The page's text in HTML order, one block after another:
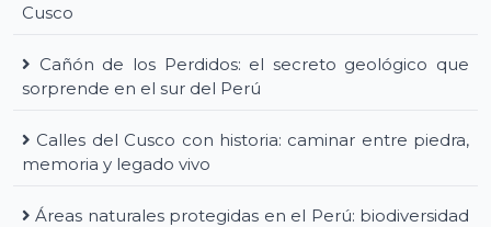
Cusco
Cañón de los Perdidos: el secreto geológico que
sorprende en el sur del Perú
Calles del Cusco con historia: caminar entre piedra,
memoria y legado vivo
Áreas naturales protegidas en el Perú: biodiversidad